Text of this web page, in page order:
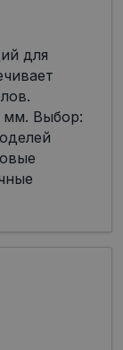
для
мм. Выбор: